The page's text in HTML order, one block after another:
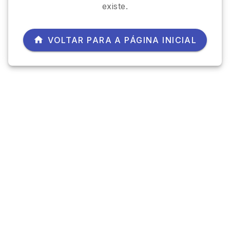
existe.
VOLTAR PARA A PÁGINA INICIAL